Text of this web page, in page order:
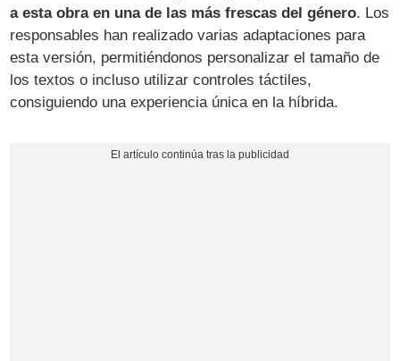
a esta obra en una de las más frescas del género. Los
responsables han realizado varias adaptaciones para
esta versión, permitiéndonos personalizar el tamaño de
los textos o incluso utilizar controles táctiles,
consiguiendo una experiencia única en la híbrida.